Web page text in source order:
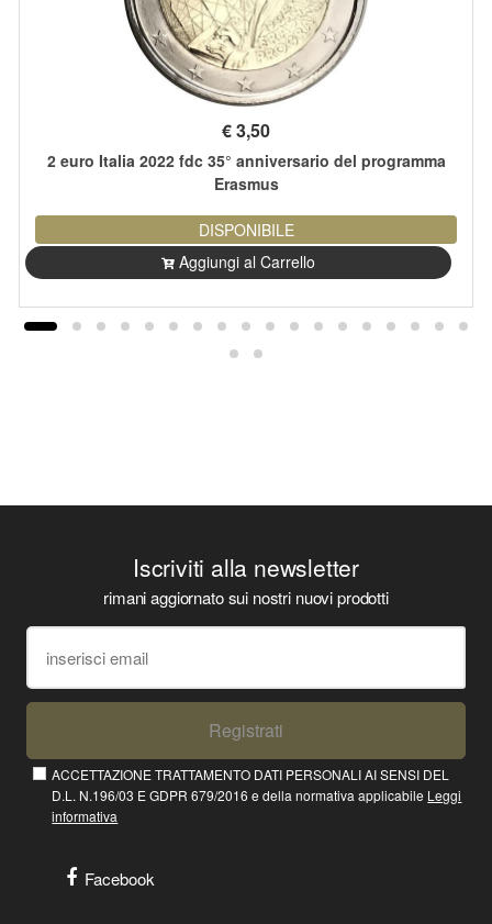
€3,50
2 euro Italia 2022 fdc 35° anniversario del programma
Erasmus
DISPONIBILE
Aggiungi al Carrello
Iscriviti alla newsletter
rimani aggiornato sui nostri nuovi prodotti
Registrati
ACCETTAZIONE TRATTAMENTO DATI PERSONALI AI SENSI DEL
D.L. N.196/03 E GDPR 679/2016 e della normativa applicabile Leggi
informativa
Facebook